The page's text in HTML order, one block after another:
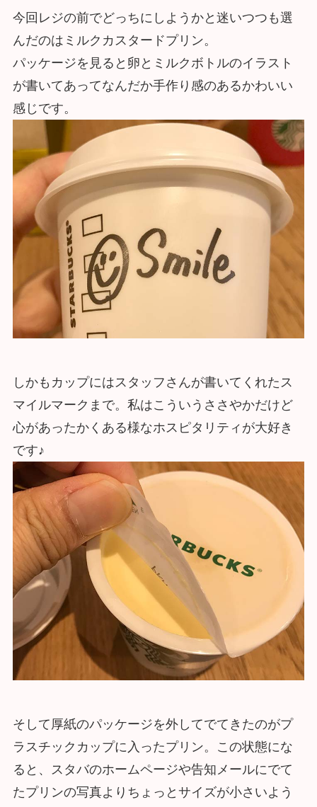
今回レジの前でどっちにしようかと迷いつつも選
んだのはミルクカスタードプリン。
パッケージを見ると卵とミルクボトルのイラスト
が書いてあってなんだか手作り感のあるかわいい
感じです。
しかもカップにはスタッフさんが書いてくれたス
マイルマークまで。私はこういうささやかだけど
心があったかくある様なホスピタリティが大好き
です♪
そして厚紙のパッケージを外してでてきたのがプ
ラスチックカップに入ったプリン。この状態にな
ると、スタバのホームページや告知メールにでて
たプリンの写真よりちょっとサイズが小さいよう